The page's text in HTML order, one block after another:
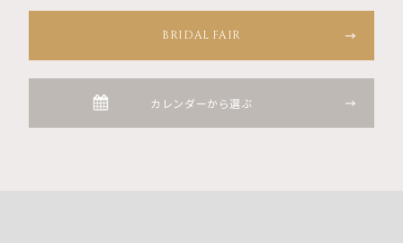
BRIDAL FAIR
カレンダーから選ぶ